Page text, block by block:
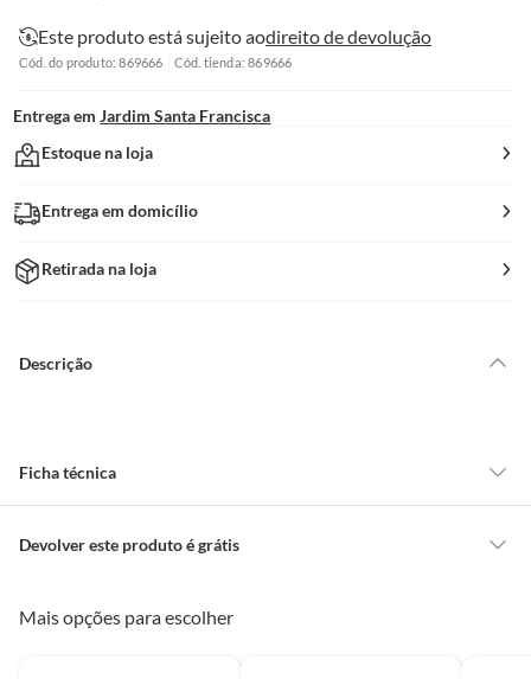
Este produto está sujeito aodireito de devolução
Cód. do produto: 869666 Cód. tienda: 869666
Entrega em Jardim Santa Francisca
Estoque na loja
Entrega em domicílio
Retirada na loja
Descrição
Ficha técnica
Garantia
Peso Bruto
Devolver este produto é grátis
Mais opções para escolher